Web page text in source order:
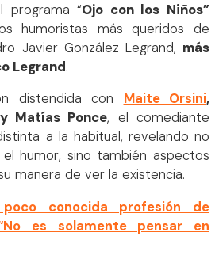
programa “Ojo con los Niños”
humoristas más queridos de
Javier González Legrand, más
Legrand.
distendida con Maite Orsini,
Matías Ponce, el comediante
a la habitual, revelando no
humor, sino también aspectos
manera de ver la existencia.
conocida profesión de
es solamente pensar en